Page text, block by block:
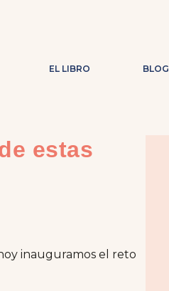
EL LIBRO BLOG
estas
inauguramos el reto